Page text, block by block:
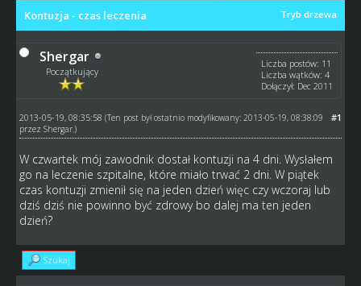
Tryb drzewa
Kontuzja - czas leczenia
Shergar
Początkujący
Liczba postów: 11
Liczba wątków: 4
Dołączył: Dec 2011
#1
2013-05-19, 08:35:58 (Ten post był ostatnio modyfikowany: 2013-05-19, 08:38:09
przez Shergar.)
W czwartek mój zawodnik dostał kontuzji na 4 dni. Wysłałem
go na leczenie szpitalne, które miało trwać 2 dni. W piątek
czas kontuzji zmienił się na jeden dzień więc czy wczoraj lub
dziś dziś nie powinno być zdrowy bo dalej ma ten jeden
dzień?
Szukaj